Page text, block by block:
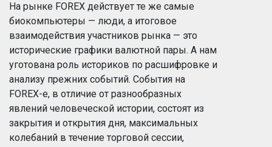
На рынке FOREX действует те же самые
биокомпьютеры — люди, а итоговое
взаимодействия участников рынка — это
исторические графики валютной пары. А нам
уготована роль историков по расшифровке и
анализу прежних событий. События на
FOREX-е, в отличие от разнообразных
явлений человеческой истории, состоят из
закрытия и открытия дня, максимальных
колебаний в течение торговой сессии,